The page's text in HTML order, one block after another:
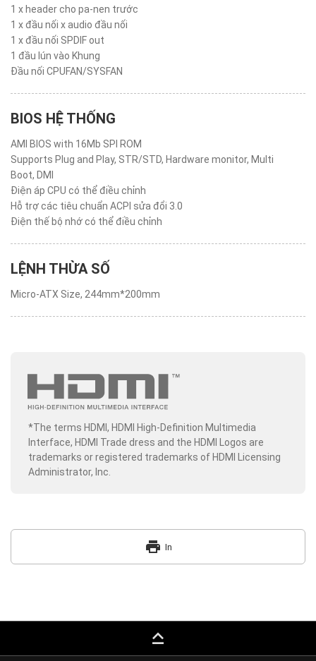
1 x header cho pa-nen trước
1 x đầu nối x audio đầu nối
1 x đầu nối SPDIF out
1 đầu lún vào Khung
Đầu nối CPUFAN/SYSFAN
BIOS HỆ THỐNG
AMI BIOS with 16Mb SPI ROM
Supports Plug and Play, STR/STD, Hardware monitor, Multi
Boot, DMI
Điện áp CPU có thể điều chỉnh
Hỗ trợ các tiêu chuẩn ACPI sửa đổi 3.0
Điện thế bộ nhớ có thể điều chỉnh
LỆNH THỪA SỐ
Micro-ATX Size, 244mm*200mm
*The terms HDMI, HDMI High-Definition Multimedia
Interface, HDMI Trade dress and the HDMI Logos are
trademarks or registered trademarks of HDMI Licensing
Administrator, Inc.
print In
keyboard_capslock